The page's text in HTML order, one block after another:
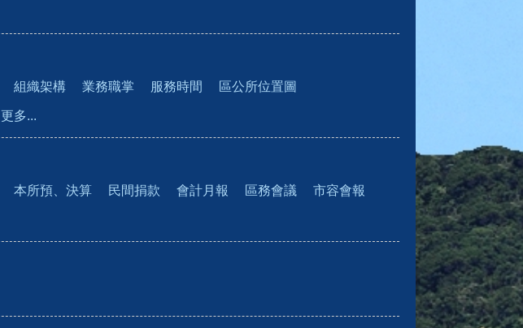
組織架構 業務職掌 服務時間 區公所位置圖
更多...
本所預、決算 民間捐款 會計月報 區務會議 市容會報